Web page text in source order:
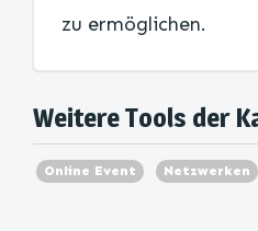
zu ermöglichen.
Weitere Tools der
Online Event Netzwerken